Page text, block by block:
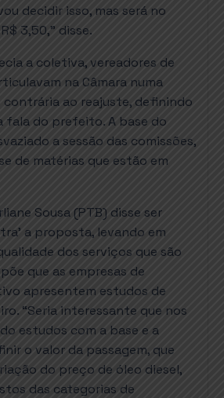
decidir isso, mas será no
3,50,” disse.
a coletiva, vereadores de
na Câmara numa
ao reajuste, definindo
fala do prefeito. A base do
a sessão das comissões,
de matérias que estão em
Sousa (PTB) disse ser
a proposta, levando em
dos serviços que são
que as empresas de
apresentem estudos de
“Seria interessante que nos
estudos com a base e a
o valor da passagem, que
do preço de óleo diesel,
das categorias de